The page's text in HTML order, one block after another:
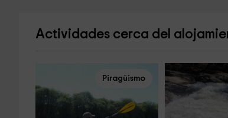
Actividades cerca del
Piragüismo